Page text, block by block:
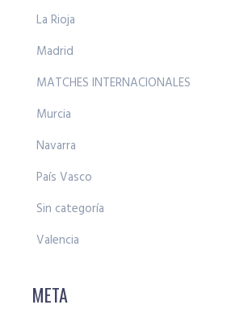
La Rioja
Madrid
MATCHES INTERNACIONALES
Murcia
Navarra
País Vasco
Sin categoría
Valencia
META